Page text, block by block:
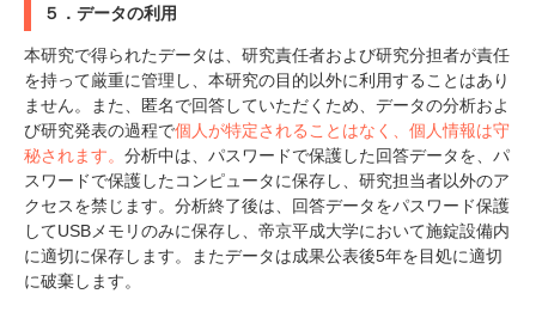
５．データの利用
本研究で得られたデータは、研究責任者および研究分担者が責任
を持って厳重に管理し、本研究の目的以外に利用することはあり
ません。また、匿名で回答していただくため、データの分析およ
び研究発表の過程で個人が特定されることはなく、個人情報は守
秘されます。 分析中は、パスワードで保護した回答データを、パ
スワードで保護したコンピュータに保存し、研究担当者以外のア
クセスを禁じます。分析終了後は、回答データをパスワード保護
してUSBメモリのみに保存し、帝京平成大学において施錠設備内
に適切に保存します。またデータは成果公表後5年を目処に適切
に破棄します。
閉じる
アプリで開く